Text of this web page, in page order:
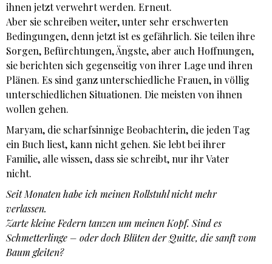
ihnen jetzt verwehrt werden. Erneut.
Aber sie schreiben weiter, unter sehr erschwerten
Bedingungen, denn jetzt ist es gefährlich. Sie teilen ihre
Sorgen, Befürchtungen, Ängste, aber auch Hoffnungen,
sie berichten sich gegenseitig von ihrer Lage und ihren
Plänen. Es sind ganz unterschiedliche Frauen, in völlig
unterschiedlichen Situationen. Die meisten von ihnen
wollen gehen.
Maryam, die scharfsinnige Beobachterin, die jeden Tag
ein Buch liest, kann nicht gehen. Sie lebt bei ihrer
Familie, alle wissen, dass sie schreibt, nur ihr Vater
nicht.
Seit Monaten habe ich meinen Rollstuhl nicht mehr
verlassen.
Zarte kleine Federn tanzen um meinen Kopf. Sind es
Schmetterlinge – oder doch Blüten der Quitte, die sanft vom
Baum gleiten?